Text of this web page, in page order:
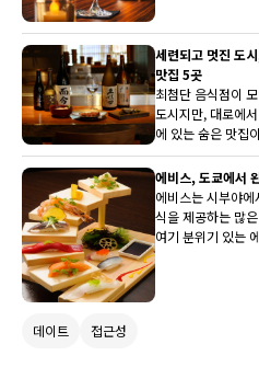
등, 멋진 공간에서
세련되고 멋진 도
맛집 5곳
최첨단 음식점이
도시지만, 대로에
에 있는 숨은 맛집
편안한 시간을 보
이 등, 소중한 사람
선정했습니다.
에비스, 도쿄에서
에비스는 시부야
식을 제공하는 많
여기 분위기 있는
데이트 접근성